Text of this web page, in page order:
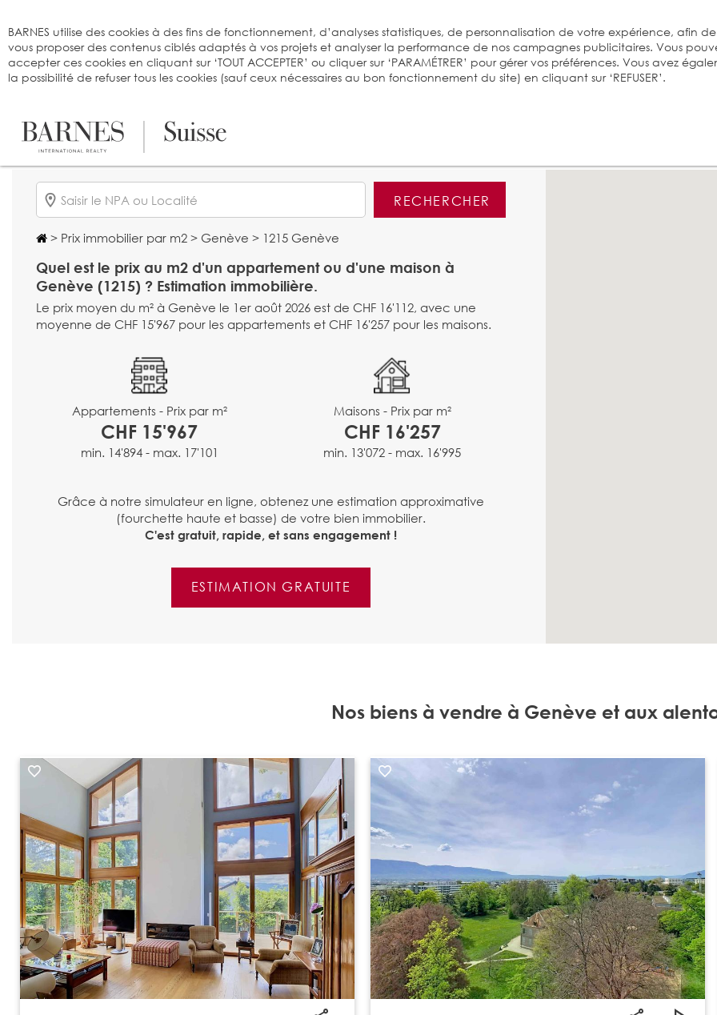
RECHERCHER
> Prix immobilier par m2 > Genève > 1215 Genève
Quel est le prix au m2 d'un appartement ou d'une maison à
Genève (1215) ? Estimation immobilière.
Le prix moyen du m² à Genève le 1er août 2026 est de CHF 16'112, avec une
moyenne de CHF 15'967 pour les appartements et CHF 16'257 pour les maisons.
Appartements - Prix par m²
CHF 15'967
min. 14'894 - max. 17'101
Maisons - Prix par m²
CHF 16'257
min. 13'072 - max. 16'995
Grâce à notre simulateur en ligne, obtenez une estimation approximative
(fourchette haute et basse) de votre bien immobilier.
C'est gratuit, rapide, et sans engagement !
ESTIMATION GRATUITE
Nos biens à vendre à Genève et aux
BARNES utilise des cookies à des fins de fonctionnement, d’analyses statistiques, de personnalisation de votre expérience, afin de
vous proposer des contenus ciblés adaptés à vos projets et analyser la performance de nos campagnes publicitaires. Vous
accepter ces cookies en cliquant sur ‘TOUT ACCEPTER’ ou cliquer sur ‘PARAMÉTRER’ pour gérer vos préférences. Vous avez
la possibilité de refuser tous les cookies (sauf ceux nécessaires au bon fonctionnement du site) en cliquant sur ‘REFUSER’.